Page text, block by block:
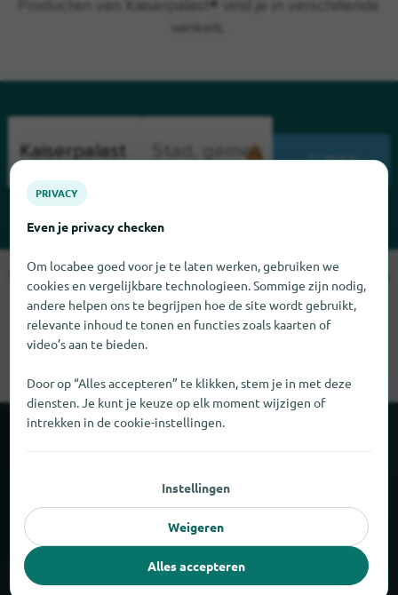
Producten van Kaiserpalast® vind je in verschillende
ZOEK
Sorry, we kunnen Kaiserpalast op dit moment niet vinden. Als u
weet waar Kaiserpalast te vinden is, zouden we het erg op
prijs stellen als u ons dat laat weten.
Partner
Wettelijk
PRIVACY
Even je privacy checken
Om locabee goed voor je te laten werken, gebruiken we
cookies en vergelijkbare technologieen. Sommige zijn nodig,
andere helpen ons te begrijpen hoe de site wordt gebruikt,
relevante inhoud te tonen en functies zoals kaarten of
video’s aan te bieden.
Door op “Alles accepteren” te klikken, stem je in met deze
diensten. Je kunt je keuze op elk moment wijzigen of
intrekken in de cookie-instellingen.
Instellingen
Weigeren
Alles accepteren